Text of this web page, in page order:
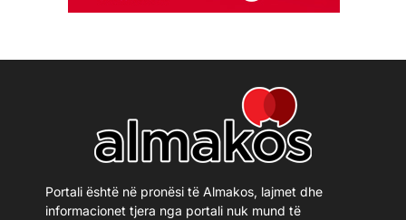
Portali është në pronësi të Almakos, lajmet dhe
informacionet tjera nga portali nuk mund të